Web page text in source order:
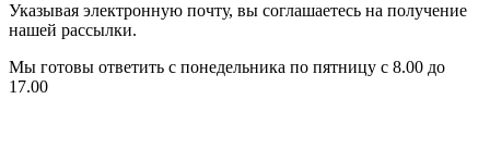
Указывая электронную почту, вы соглашаетесь на получение
нашей рассылки.
Мы готовы ответить с понедельника по пятницу с 8.00 до
17.00